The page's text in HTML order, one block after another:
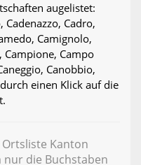
augelistet:
Cadro,
Camignolo,
Campione, Campo
Canobbio,
einen Klick auf die
Kanton
nur die Buchstaben